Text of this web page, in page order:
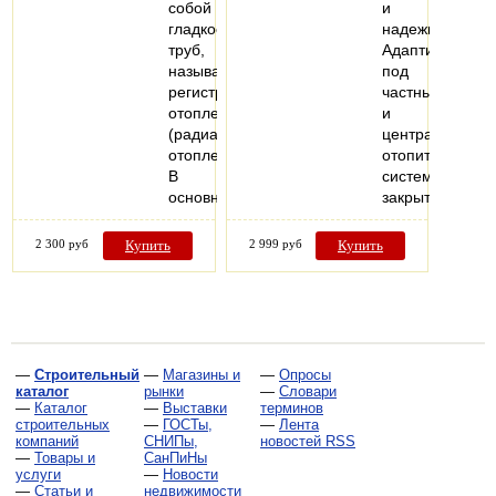
собой
гладкостенных
труб,
называется
регистром
отопления
(радиатор
отопления).
В
основном…
2 300 руб Купить
и
надежности.
Адаптирован
под
частные
и
отопительные
системы
закрытого…
2 999 руб Купить
— Строительный
каталог
— Каталог
строительных
компаний
— Товары и
услуги
— Статьи и
— Магазины и
рынки
— Выставки
— ГОСТы,
СНИПы,
СанПиНы
— Новости
недвижимости
— Опросы
— Словари
терминов
— Лента
новостей RSS